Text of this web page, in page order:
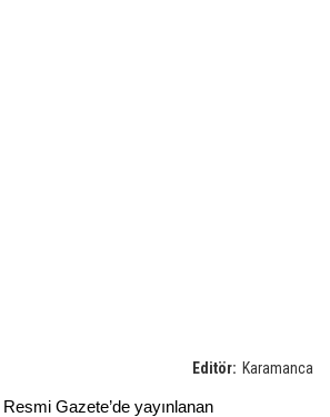
Editör: Karamanca
Gazete’de yayınlanan